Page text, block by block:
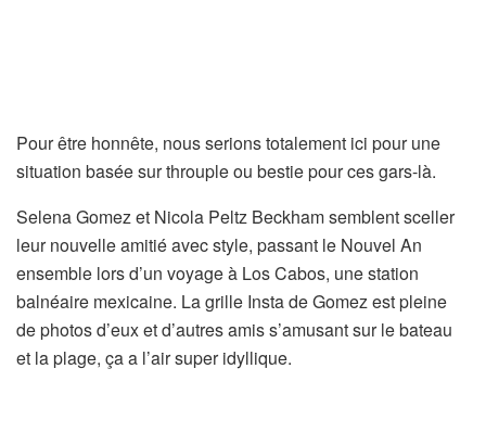
Pour être honnête, nous serions totalement ici pour une
situation basée sur throuple ou bestie pour ces gars-là.
Selena Gomez et Nicola Peltz Beckham semblent sceller
leur nouvelle amitié avec style, passant le Nouvel An
ensemble lors d’un voyage à Los Cabos, une station
balnéaire mexicaine. La grille Insta de Gomez est pleine
de photos d’eux et d’autres amis s’amusant sur le bateau
et la plage, ça a l’air super idyllique.